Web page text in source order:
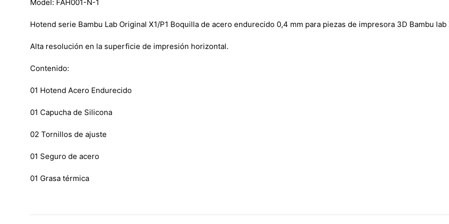
Model: FAH001-N-1
Hotend serie Bambu Lab Original X1/P1 Boquilla de acero endurecido 0,4 mm para piezas de impresora 3D Bambu lab
Alta resolución en la superficie de impresión horizontal.
Contenido:
01 Hotend Acero Endurecido
01 Capucha de Silicona
02 Tornillos de ajuste
01 Seguro de acero
01 Grasa térmica